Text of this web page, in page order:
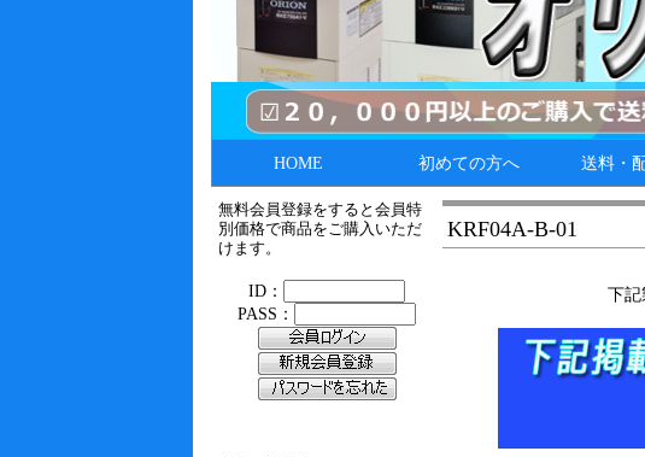
HOME 初めての方へ 送料・
無料会員登録をすると会員特
別価格で商品をご購入いただ
けます。
KRF04A-B-01
下記